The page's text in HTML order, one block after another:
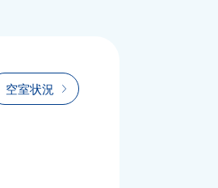
空室状況